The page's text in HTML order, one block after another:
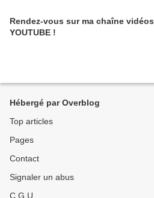
Rendez-vous sur ma chaîne vidéos
YOUTUBE !
Hébergé par Overblog
Top articles
Pages
Contact
Signaler un abus
C.G.U.